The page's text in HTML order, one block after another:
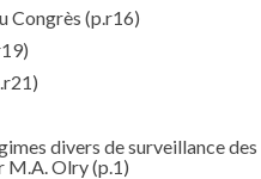
Congrès (p.r16)
divers de surveillance des
M.A. Olry(p.1)